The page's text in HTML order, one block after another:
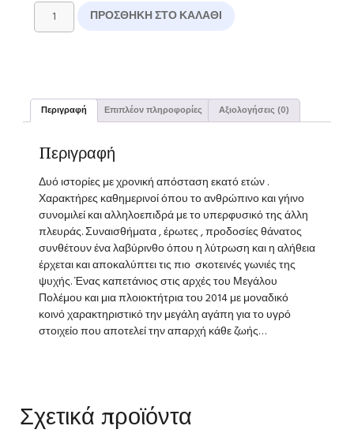
ΠΡΟΣΘΉΚΗ ΣΤΟ ΚΑΛΆΘΙ
Περιγραφή Επιπλέον πληροφορίες Αξιολογήσεις (0)
Περιγραφή
Δυό ιστορίες με χρονική απόσταση εκατό ετών .
Χαρακτήρες καθημερινοί όπου το ανθρώπινο και γήινο
συνομιλεί και αλληλοεπιδρά με το υπερφυσικό της άλλη
πλευράς. Συναισθήματα , έρωτες , προδοσίες θάνατος
συνθέτουν ένα λαβύρινθο όπου η λύτρωση και η αλήθεια
έρχεται και αποκαλύπτει τις πιο σκοτεινές γωνιές της
ψυχής. Ένας καπετάνιος στις αρχές του Μεγάλου
Πολέμου και μια πλοιοκτήτρια του 2014 με μοναδικό
κοινό χαρακτηριστικό την μεγάλη αγάπη για το υγρό
στοιχείο που αποτελεί την απαρχή κάθε ζωής…
Σχετικά προϊόντα